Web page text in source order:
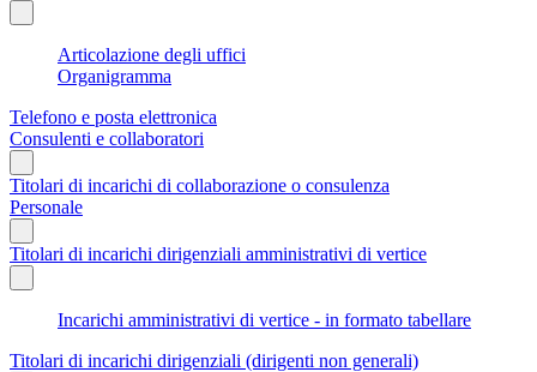
Articolazione degli uffici
Organigramma
Telefono e posta elettronica
Consulenti e collaboratori
Titolari di incarichi di collaborazione o consulenza
Personale
Titolari di incarichi dirigenziali amministrativi di vertice
Incarichi amministrativi di vertice - in formato tabellare
Titolari di incarichi dirigenziali (dirigenti non generali)